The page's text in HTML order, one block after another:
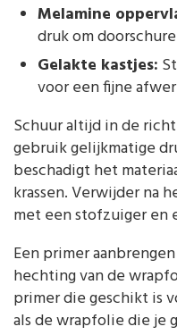
Melamine
druk om
Gelakte kastjes:
voor een fijne
Schuur altijd in de
gebruik gelijkmatige
beschadigt het
krassen. Verwijder na
met een stofzuiger en
Een primer
hechting van de
primer die geschikt is
als de wrapfolie die je